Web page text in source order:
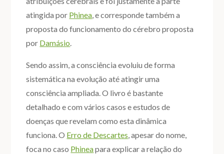
atingida por Phinea, e corresponde também a
proposta do funcionamento do cérebro proposta
por Damásio.
Sendo assim, a consciência evoluiu de forma
sistemática na evolução até atingir uma
consciência ampliada. O livro é bastante
detalhado e com vários casos e estudos de
doenças que revelam como esta dinâmica
funciona. O Erro de Descartes, apesar do nome,
foca no caso Phineapara explicar a relação do